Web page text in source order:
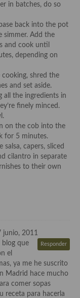
in batches, do so
back into the pot
simmer. Add the
and cook until
depending on
shred the
and set aside.
all the ingredients in
finely minced.
on the cob into the
for 5 minutes.
capers, sliced
cilantro in separate
to their own
junio, 2011
Responder
blog que
el
ya me he suscrito
Madrid hace mucho
comer sopas
receta para hacerla